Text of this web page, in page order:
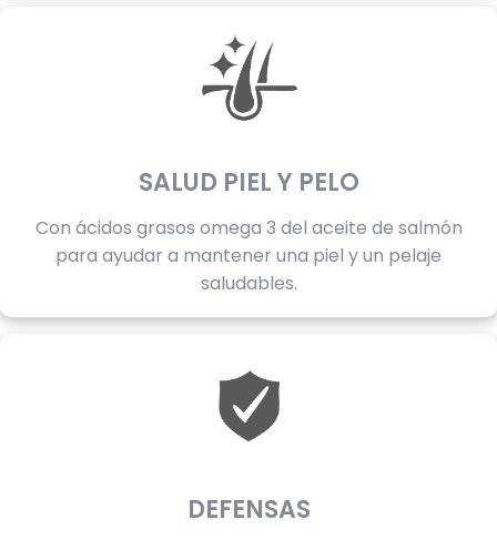
SALUD PIEL Y PELO
Con ácidos grasos omega 3 del aceite de salmón
para ayudar a mantener una piel y un pelaje
saludables.
DEFENSAS